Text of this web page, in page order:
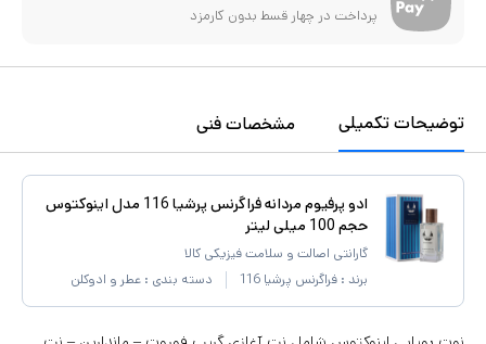
پرداخت در چهار قسط بدون کارمزد
توضیحات تکمیلی مشخصات فنی
ادو پرفیوم مردانه فراگرنس پرشیا 116 مدل اینوکتوس
حجم 100 میلی لیتر
گارانتی اصالت و سلامت فیزیکی کالا
برند : فراگرنس پرشیا 116 دسته بندی : عطر و ادوکلن